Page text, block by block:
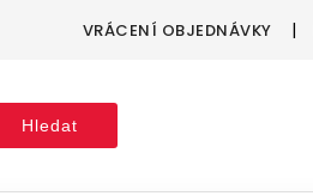
VRÁCENÍ OBJEDNÁVKY
Hledat